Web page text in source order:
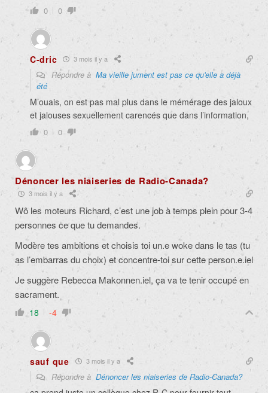
0 0
C-dric 3 mois il y a
Répondre à Ma vieille jument est pas ce qu'elle a déjà
été
M’ouais, on est pas mal plus dans le mémérage des jaloux
et jalouses sexuellement carencés que dans l’information,
0 0
Dénoncer les niaiseries de Radio-Canada?
3 mois il y a
Wô les moteurs Richard, c’est une job à temps plein pour 3-4
personnes ce que tu demandes.
Modère tes ambitions et choisis toi un.e woke dans le tas (tu
as l’embarras du choix) et concentre-toi sur cette person.e.iel
Je suggère Rebecca Makonnen.iel, ça va te tenir occupé en
sacrament.
18 -4
sauf que 3 mois il y a
Répondre à Dénoncer les niaiseries de Radio-Canada?